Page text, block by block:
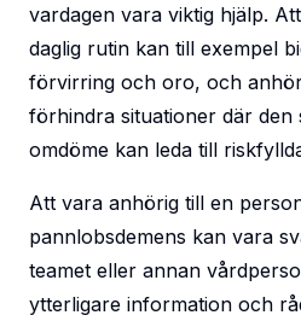
vardagen vara viktig hjälp.
daglig rutin kan till exempel
förvirring och oro, och
förhindra situationer där den
omdöme kan leda till
Att vara anhörig till en
pannlobsdemens kan vara
teamet eller annan
ytterligare information och